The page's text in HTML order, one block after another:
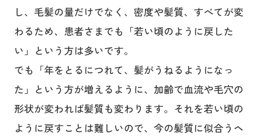
し、毛髪の量だけでなく、密度や髪質、すべてが変
わるため、患者さまでも「若い頃のように戻した
い」という方は多いです。
でも「年をとるにつれて、髪がうねるようになっ
た」という方が増えるように、加齢で血流や毛穴の
形状が変われば髪質も変わります。それを若い頃の
ように戻すことは難しいので、今の髪質に似合うヘ